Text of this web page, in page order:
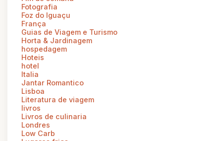
Fotografia
Foz do Iguaçu
França
Guias de Viagem e Turismo
Horta & Jardinagem
hospedagem
Hoteis
hotel
Italia
Jantar Romantico
Lisboa
Literatura de viagem
livros
Livros de culinaria
Londres
Low Carb